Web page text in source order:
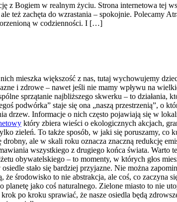
z Bogiem w realnym życiu. Strona internetowa tej
też zachęta do wzrastania – spokojnie. Polecamy
w codzienności. I […]
mieszka większość z nas, tutaj wychowujemy
i zdrowe – nawet jeśli nie mamy wpływu na
sprzątanie najbliższego skwerku – to działania,
podwórka” staje się ona „naszą przestrzenią”, o
drzew. Informacje o nich często pojawiają się w
który zbiera wieści o ekologicznych akcjach,
zieleń. To także sposób, w jaki się poruszamy, co
ale w skali roku oznacza znaczną redukcję
wszystkiego z drugiego końca świata. Warto
obywatelskiego – to momenty, w których głos
stało się bardziej przyjazne. Nie można
środowisko to nie abstrakcja, ale coś, co zaczyna
jako coś naturalnego. Zielone miasto to nie
po kroku sprawiać, że nasze osiedla będą